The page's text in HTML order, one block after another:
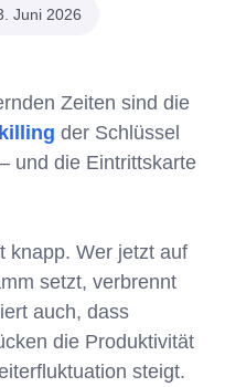
Juni 2026
Zeiten sind die
der Schlüssel
und die Eintrittskarte
knapp. Wer jetzt auf
setzt, verbrennt
auch, dass
die Produktivität
steigt.